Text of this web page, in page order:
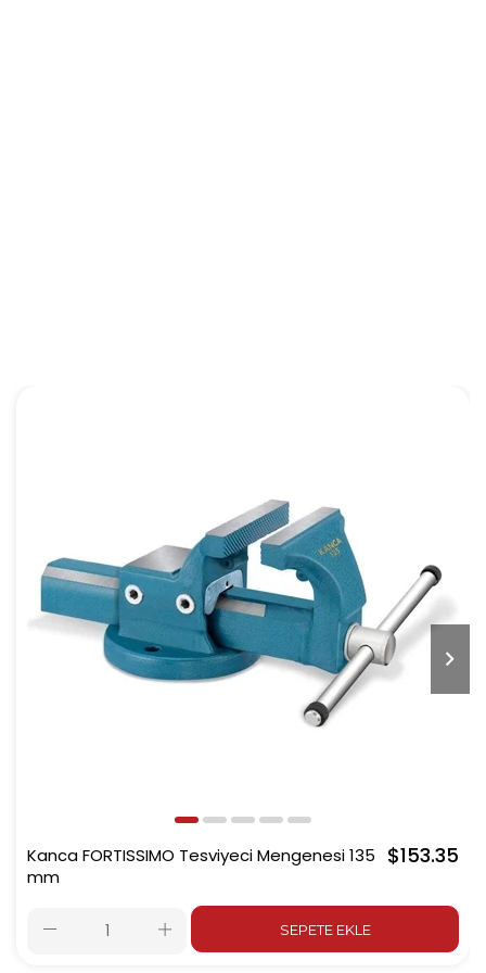
Kanca FORTISSIMO Tesviyeci Mengenesi 135
mm
$153.35
SEPETE EKLE